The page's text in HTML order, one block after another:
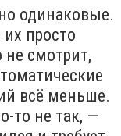
одинаковые.
просто
смотрит,
всё меньше.
то не так, —